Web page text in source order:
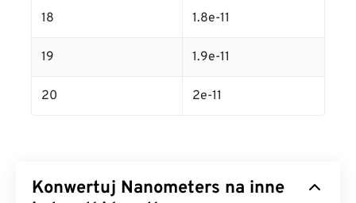
18 1.8e-11
19 1.9e-11
20 2e-11
Konwertuj Nanometers na inne